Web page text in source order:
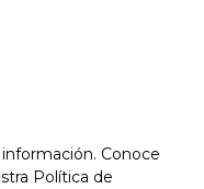
Conoce
Política de